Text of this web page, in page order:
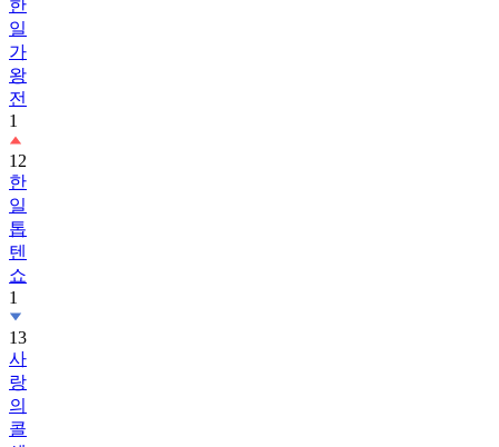
가
왕
전
1
12
한
일
톱
텐
쇼
1
13
사
랑
의
콜
센
타